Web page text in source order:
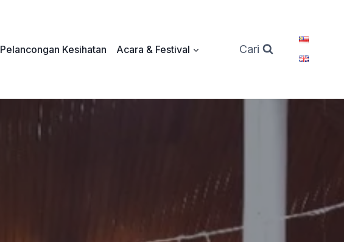
Pelancongan Kesihatan Acara & Festival Cari